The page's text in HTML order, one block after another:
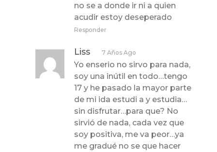
no se a donde ir ni a quien
acudir estoy deseperado
Responder
Liss 7 Años Ago
Yo enserio no sirvo para nada,
soy una inútil en todo…tengo
17 y he pasado la mayor parte
de mi ida estudi a y estudia…
sin disfrutar…para que? No
sirvió de nada, cada vez que
soy positiva, me va peor…ya
me gradué no se que hacer